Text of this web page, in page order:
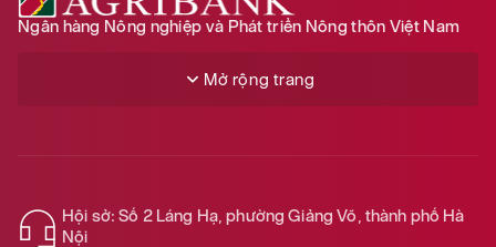
Ngân hàng Nông nghiệp và Phát triển Nông thôn Việt Nam
Mở rộng trang
Hội sở: Số 2 Láng Hạ, phường Giảng Võ, thành phố Hà
Nội